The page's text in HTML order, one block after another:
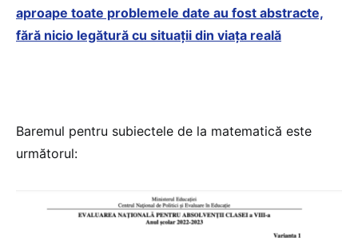
aproape toate problemele date au fost abstracte,
fără nicio legătură cu situații din viața reală
Baremul pentru subiectele de la matematică este
următorul: